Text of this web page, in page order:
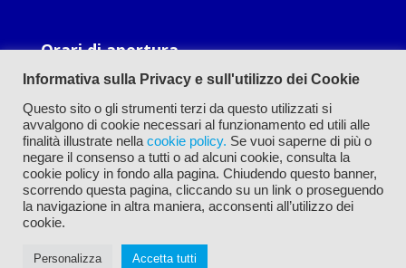
Orari di apertura
Lun: 09.30-12.30, 16.00-19.00
Mar: 09.30-12.30, 16.00-19.00
Mer: 09.30-12.30, 16.00-19.00
Gio: 09.30-12.30, 16.00-19.00
Ven: 09.30-12.30, 16.00-19.00
Informativa sulla Privacy e sull'utilizzo dei Cookie
Questo sito o gli strumenti terzi da questo utilizzati si
avvalgono di cookie necessari al funzionamento ed utili alle
finalità illustrate nella cookie policy. Se vuoi saperne di più o
negare il consenso a tutti o ad alcuni cookie, consulta la
cookie policy in fondo alla pagina. Chiudendo questo banner,
scorrendo questa pagina, cliccando su un link o proseguendo
la navigazione in altra maniera, acconsenti all’utilizzo dei
cookie.
Personalizza Accetta tutti